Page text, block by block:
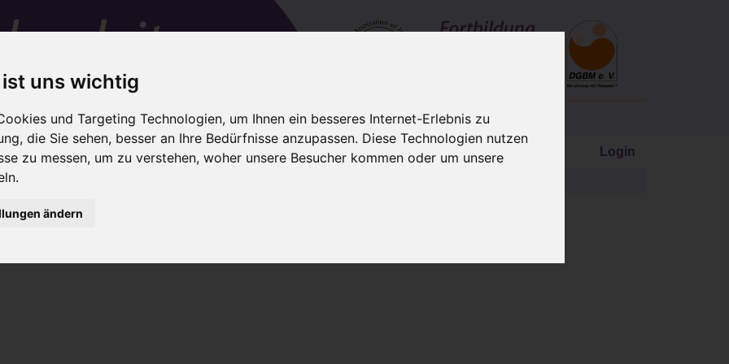
uns wichtig
und Targeting Technologien, um Ihnen ein besseres Internet-Erlebnis zu
die Sie sehen, besser an Ihre Bedürfnisse anzupassen. Diese Technologien nutzen
zu messen, um zu verstehen, woher unsere Besucher kommen oder um unsere
ändern
Netzwerke Für Eltern Login
Zertifizierung
translated into Danish in Copenhagen